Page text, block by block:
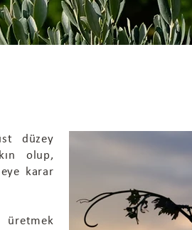
düzey
olup,
karar